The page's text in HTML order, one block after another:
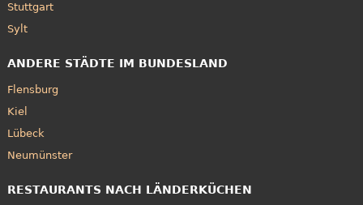
Stuttgart
Sylt
ANDERE STÄDTE IM BUNDESLAND
Flensburg
Kiel
Lübeck
Neumünster
RESTAURANTS NACH LÄNDERKÜCHEN